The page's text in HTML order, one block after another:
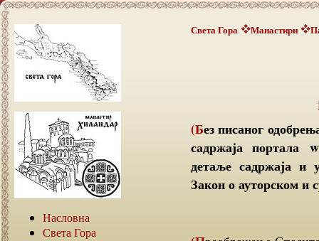
Насловна
Света Гора
Света Гора Манастири
(Без писаног одобрења аутора текстова није дозвољено преузимање
садржаја портала
детаље садржаја и
Закон о ауторском и